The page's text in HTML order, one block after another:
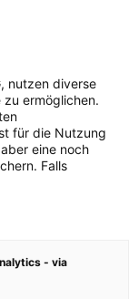
, nutzen diverse
zu ermöglichen.
für die Nutzung
eine noch
Falls
- via